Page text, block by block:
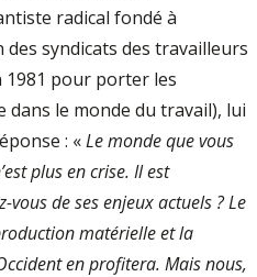
radical fondé à
des syndicats des travailleurs
1981 pour porter les
dans le monde du travail), lui
: «Le monde que vous
plus en crise. Il est
de ses enjeux actuels ? Le
matérielle et la
en profitera. Mais nous,